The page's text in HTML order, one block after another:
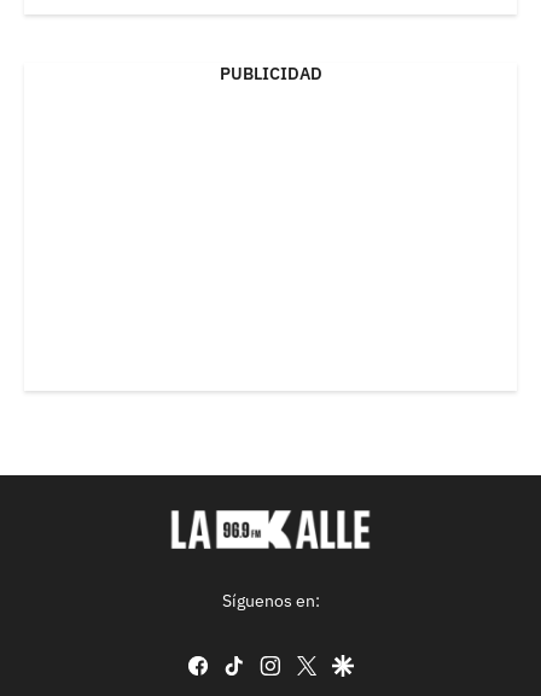
PUBLICIDAD
Síguenos en:
facebook
tiktok instagram
twittergoogle